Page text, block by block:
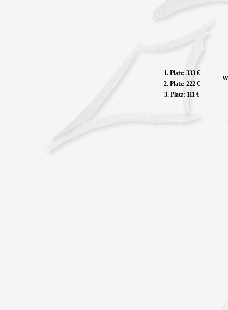
1. Platz: 333 €
2. Platz: 222 €
3. Platz: 111 €